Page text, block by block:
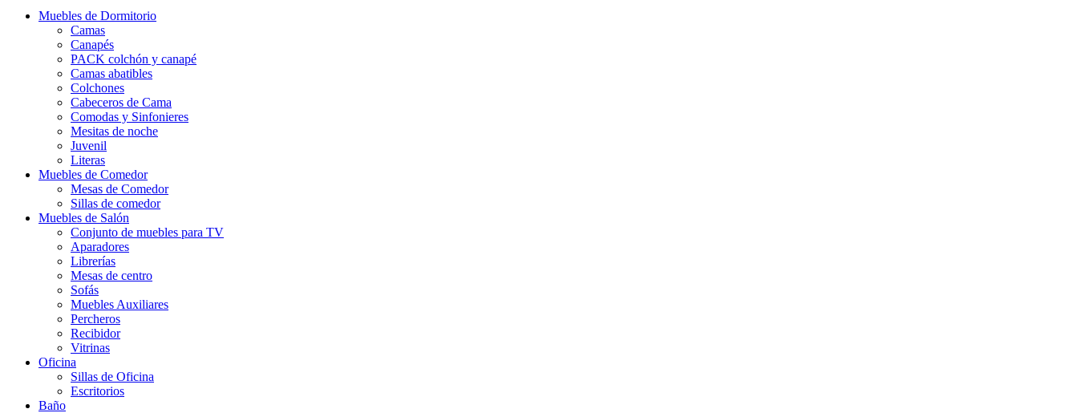
Muebles de Dormitorio
Camas
Canapés
PACK colchón y canapé
Camas abatibles
Colchones
Cabeceros de Cama
Comodas y Sinfonieres
Mesitas de noche
Juvenil
Literas
Muebles de Comedor
Mesas de Comedor
Sillas de comedor
Muebles de Salón
Conjunto de muebles para TV
Aparadores
Librerías
Mesas de centro
Sofás
Muebles Auxiliares
Percheros
Recibidor
Vitrinas
Oficina
Sillas de Oficina
Escritorios
Baño